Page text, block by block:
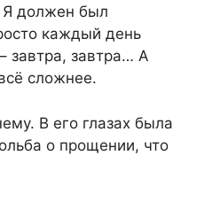
Я должен был
каждый день
завтра, завтра… А
сложнее.
В его глазах была
о прощении, что